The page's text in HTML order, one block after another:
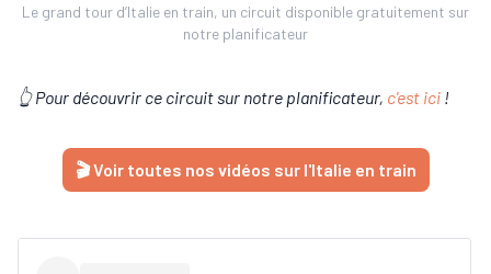
Le grand tour d’Italie en train, un circuit disponible gratuitement sur
notre planificateur
👆 Pour découvrir ce circuit sur notre planificateur, c'est ici !
🎬 Voir toutes nos vidéos sur l'Italie en train